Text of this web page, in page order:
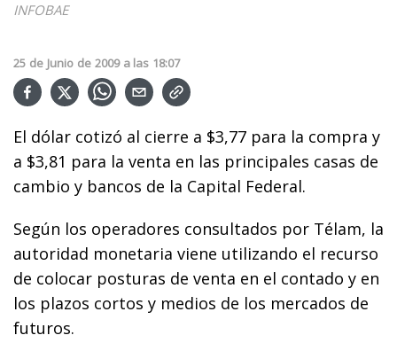
INFOBAE
25 de Junio de 2009 a las 18:07
El dólar cotizó al cierre a $3,77 para la compra y
a $3,81 para la venta en las principales casas de
cambio y bancos de la Capital Federal.
Según los operadores consultados por Télam, la
autoridad monetaria viene utilizando el recurso
de colocar posturas de venta en el contado y en
los plazos cortos y medios de los mercados de
futuros.